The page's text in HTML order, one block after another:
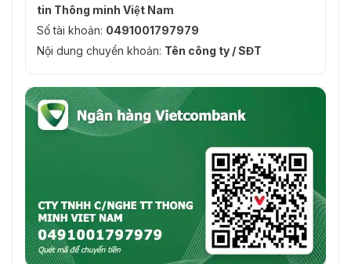
tin Thông minh Việt Nam
Số tài khoản: 0491001797979
Nội dung chuyển khoản: Tên công ty / SĐT